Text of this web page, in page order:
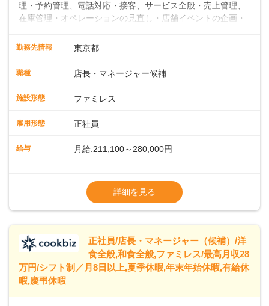
理・予約管理、電話対応・接客、サービス全般・売上管理、
在庫管理・オペレーションの見直し・店舗イベントの企画・
入社後はスキルに合わせた業務からお任せしますので、徐々
向上を目指すDX推進～ ◆すかいらーくのレストランでは、
スタッフの働きやすさをサポートしています。配膳ロボット
や歩行数が約40%も削減されました！また、配膳ロボットに
なDX（デジタルトランスフォーメーション）の取り組みを進
います。私たちは、多様な働き方を提供し、ライフステージ
に合わせた柔軟な勤務時間や働きやすい環境を整えていま
います。
勤務先情報 東京都
職種 店長・マネージャー候補
施設形態 ファミレス
雇用形態 正社員
給与 月給:211,100～280,000円
※残業代全額支給
※経験に応じて応相談①ナショナル社員：月
給245,800円～②エリア社員 ：月給
詳細を見る
正社員/店長・マネージャー（候補）/洋
食全般,和食全般,ファミレス/最高月収28
万円/シフト制／月8日以上,夏季休暇,年末年始休暇,有給休
暇,慶弔休暇